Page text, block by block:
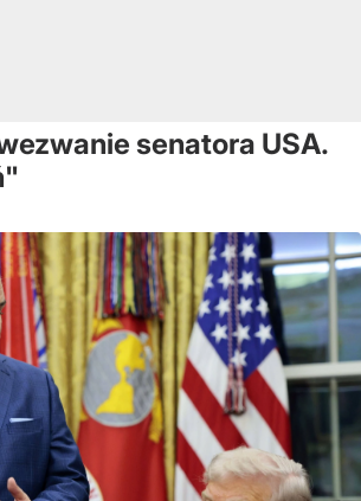
senatora USA.